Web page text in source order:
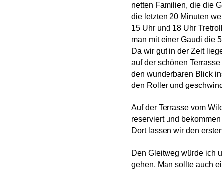
netten Familien, die die
die letzten 20 Minuten
15 Uhr und 18 Uhr
man mit einer Gaudi die
Da wir gut in der Zeit
auf der schönen
den wunderbaren Blick
den Roller und
Auf der Terrasse vom
reserviert und
Dort lassen wir den
Den Gleitweg würde ich
gehen. Man sollte auch